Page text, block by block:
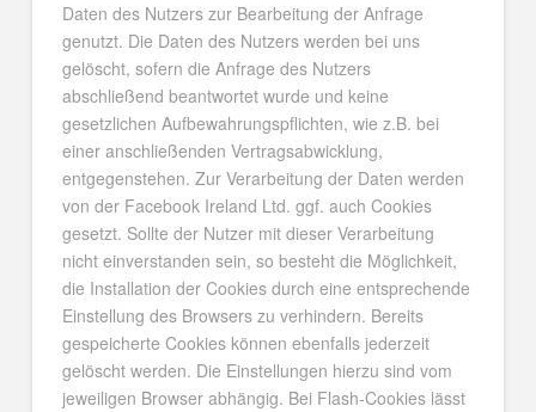
Daten des Nutzers zur Bearbeitung der Anfrage
genutzt. Die Daten des Nutzers werden bei uns
gelöscht, sofern die Anfrage des Nutzers
abschließend beantwortet wurde und keine
gesetzlichen Aufbewahrungspflichten, wie z.B. bei
einer anschließenden Vertragsabwicklung,
entgegenstehen. Zur Verarbeitung der Daten werden
von der Facebook Ireland Ltd. ggf. auch Cookies
gesetzt. Sollte der Nutzer mit dieser Verarbeitung
nicht einverstanden sein, so besteht die Möglichkeit,
die Installation der Cookies durch eine entsprechende
Einstellung des Browsers zu verhindern. Bereits
gespeicherte Cookies können ebenfalls jederzeit
gelöscht werden. Die Einstellungen hierzu sind vom
jeweiligen Browser abhängig. Bei Flash-Cookies lässt